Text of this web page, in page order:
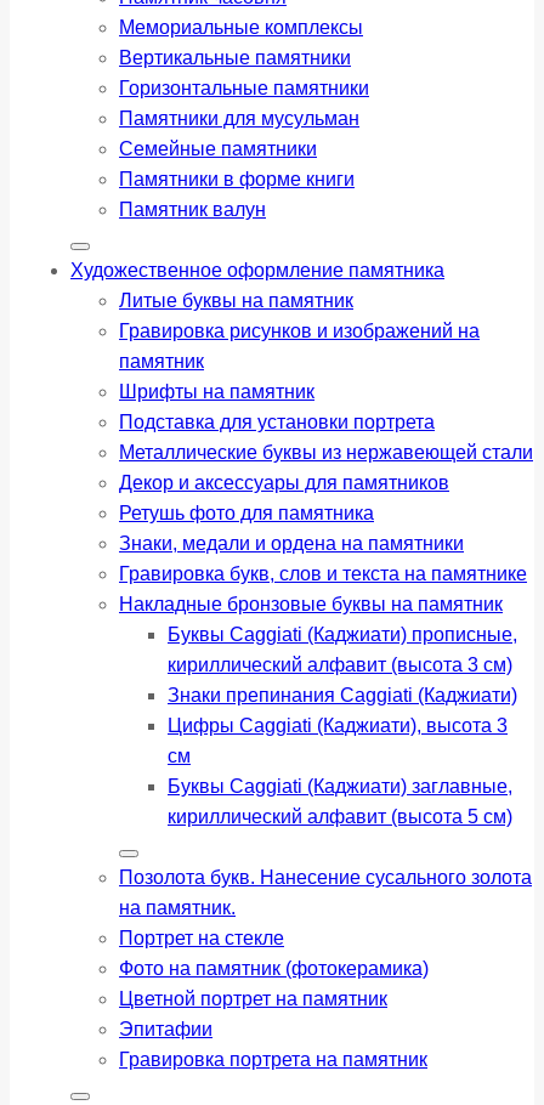
Мемориальные комплексы
Вертикальные памятники
Горизонтальные памятники
Памятники для мусульман
Семейные памятники
Памятники в форме книги
Памятник валун
Художественное оформление памятника
Литые буквы на памятник
Гравировка рисунков и изображений на
памятник
Шрифты на памятник
Подставка для установки портрета
Металлические буквы из нержавеющей стали
Декор и аксессуары для памятников
Ретушь фото для памятника
Знаки, медали и ордена на памятники
Гравировка букв, слов и текста на памятнике
Накладные бронзовые буквы на памятник
Буквы Caggiati (Каджиати) прописные,
кириллический алфавит (высота 3 см)
Знаки препинания Caggiati (Каджиати)
Цифры Caggiati (Каджиати), высота 3
см
Буквы Caggiati (Каджиати) заглавные,
кириллический алфавит (высота 5 см)
Позолота букв. Нанесение сусального золота
на памятник.
Портрет на стекле
Фото на памятник (фотокерамика)
Цветной портрет на памятник
Эпитафии
Гравировка портрета на памятник